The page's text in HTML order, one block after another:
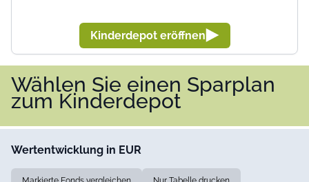
Kinderdepot eröffnen
Wählen Sie einen Sparplan
zum Kinderdepot
Wertentwicklung in EUR